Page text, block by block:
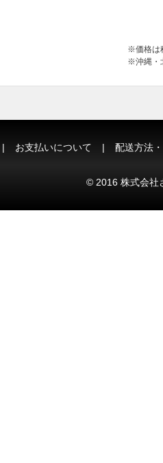
※価格は
※沖縄・
お支払いについて 配送方法
© 2016 株式会社